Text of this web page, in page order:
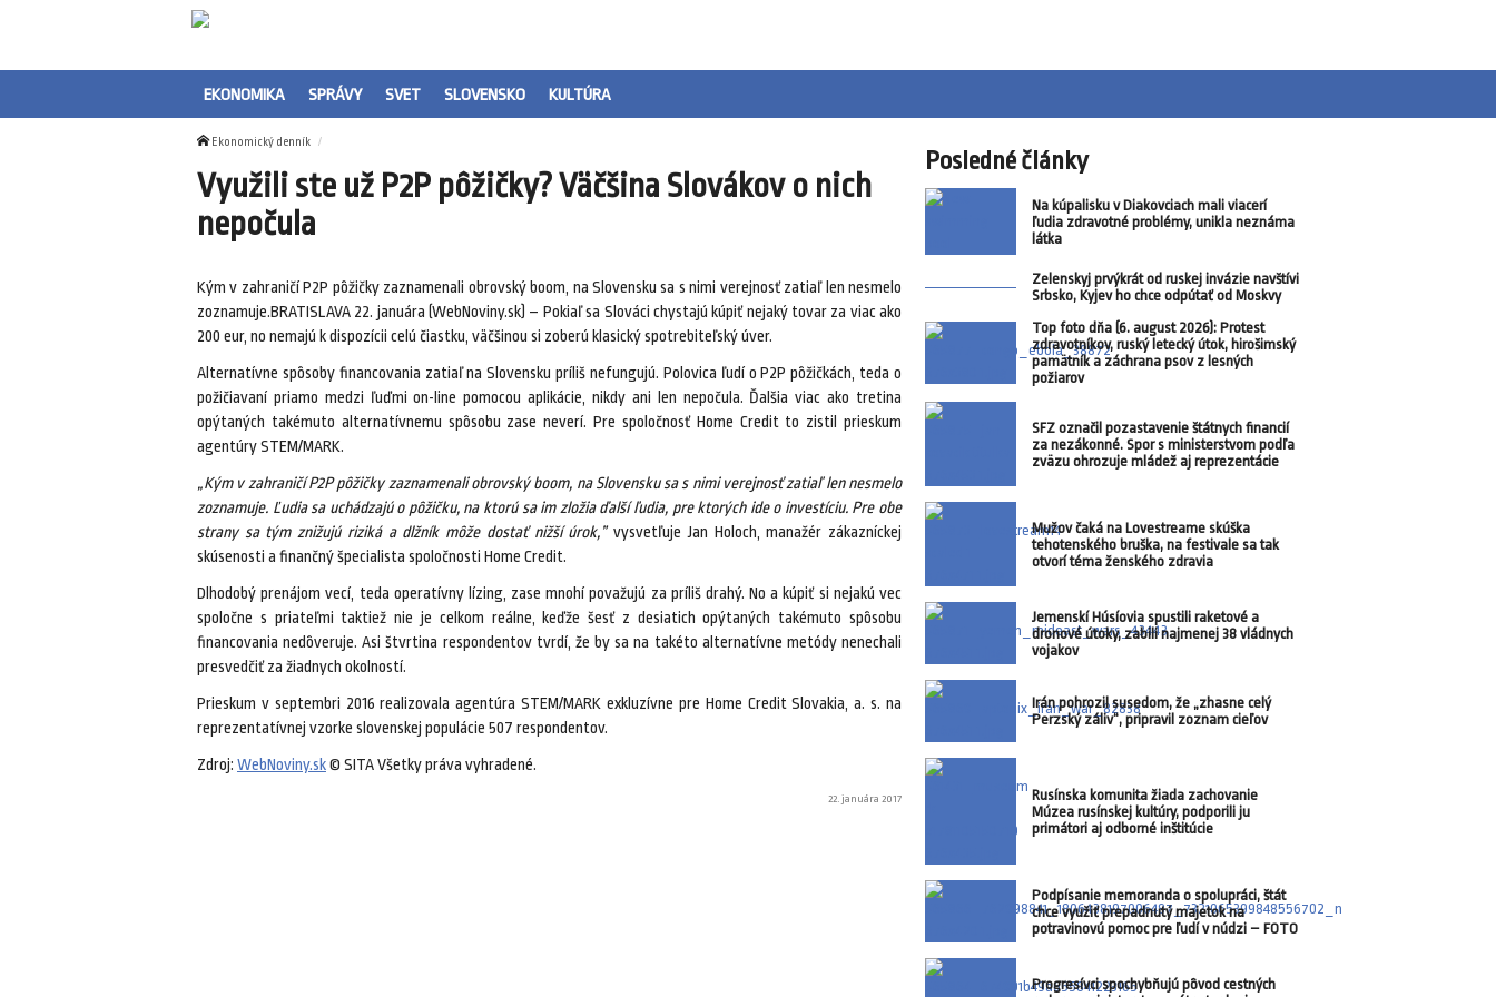
EKONOMIKA SPRÁVY SVET SLOVENSKO KULTÚRA
Ekonomický denník
Využili ste už P2P pôžičky? Väčšina Slovákov o nich
nepočula
Kým v zahraničí P2P pôžičky zaznamenali obrovský boom, na Slovensku sa s nimi verejnosť zatiaľ len nesmelo
zoznamuje.BRATISLAVA 22. januára (WebNoviny.sk) – Pokiaľ sa Slováci chystajú kúpiť nejaký tovar za viac ako
200 eur, no nemajú k dispozícii celú čiastku, väčšinou si zoberú klasický spotrebiteľský úver.
Alternatívne spôsoby financovania zatiaľ na Slovensku príliš nefungujú. Polovica ľudí o P2P pôžičkách, teda o
požičiavaní priamo medzi ľuďmi on-line pomocou aplikácie, nikdy ani len nepočula. Ďalšia viac ako tretina
opýtaných takémuto alternatívnemu spôsobu zase neverí. Pre spoločnosť Home Credit to zistil prieskum
agentúry STEM/MARK.
„Kým v zahraničí P2P pôžičky zaznamenali obrovský boom, na Slovensku sa s nimi verejnosť zatiaľ len nesmelo
zoznamuje. Ľudia sa uchádzajú o pôžičku, na ktorú sa im zložia ďalší ľudia, pre ktorých ide o investíciu. Pre obe
strany sa tým znižujú riziká a dlžník môže dostať nižší úrok,”vysvetľuje Jan Holoch, manažér zákazníckej
skúsenosti a finančný špecialista spoločnosti Home Credit.
Dlhodobý prenájom vecí, teda operatívny lízing, zase mnohí považujú za príliš drahý. No a kúpiť si nejakú vec
spoločne s priateľmi taktiež nie je celkom reálne, keďže šesť z desiatich opýtaných takémuto spôsobu
financovania nedôveruje. Asi štvrtina respondentov tvrdí, že by sa na takéto alternatívne metódy nenechali
presvedčiť za žiadnych okolností.
Prieskum v septembri 2016 realizovala agentúra STEM/MARK exkluzívne pre Home Credit Slovakia, a. s. na
reprezentatívnej vzorke slovenskej populácie 507 respondentov.
Zdroj: WebNoviny.sk© SITA Všetky práva vyhradené.
22. januára 2017
Posledné články
Na kúpalisku v Diakovciach mali viacerí
ľudia zdravotné problémy, unikla neznáma
látka
Zelenskyj prvýkrát od ruskej invázie navštívi
Srbsko, Kyjev ho chce odpútať od Moskvy
Top foto dňa (6. august 2026): Protest
zdravotníkov, ruský letecký útok, hirošimský
pamätník a záchrana psov z lesných
požiarov
SFZ označil pozastavenie štátnych financií
za nezákonné. Spor s ministerstvom podľa
zväzu ohrozuje mládež aj reprezentácie
Mužov čaká na Lovestreame skúška
tehotenského bruška, na festivale sa tak
otvorí téma ženského zdravia
Jemenskí Húsíovia spustili raketové a
dronové útoky, zabili najmenej 38 vládnych
vojakov
Irán pohrozil susedom, že „zhasne celý
Perzský záliv“, pripravil zoznam cieľov
Rusínska komunita žiada zachovanie
Múzea rusínskej kultúry, podporili ju
primátori aj odborné inštitúcie
Podpísanie memoranda o spolupráci, štát
chce využiť prepadnutý majetok na
potravinovú pomoc pre ľudí v núdzi – FOTO
Progresívci spochybňujú pôvod cestných